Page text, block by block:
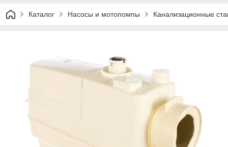
Каталог Насосы и мотопомпы Канализационные